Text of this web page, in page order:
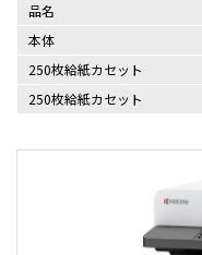
品名
本体
250枚給紙カセット
250枚給紙カセット